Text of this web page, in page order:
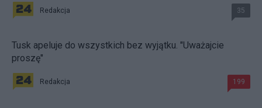
Redakcja 35
Tusk apeluje do wszystkich bez wyjątku. "Uważajcie
proszę"
Redakcja 199